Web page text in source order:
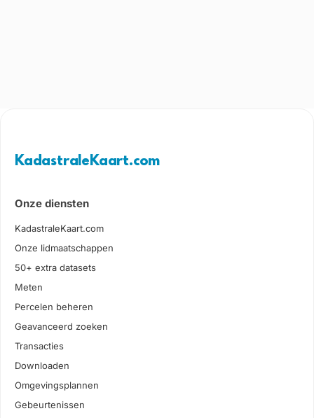
KadastraleKaart.com
Onze diensten
KadastraleKaart.com
Onze lidmaatschappen
50+ extra datasets
Meten
Percelen beheren
Geavanceerd zoeken
Transacties
Downloaden
Omgevingsplannen
Gebeurtenissen